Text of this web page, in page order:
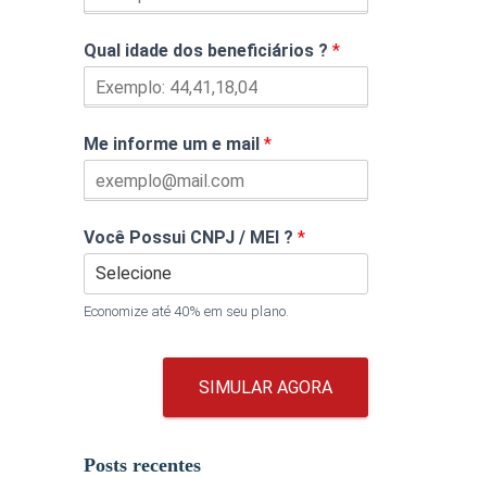
Qual idade dos beneficiários ? *
Me informe um e mail *
Você Possui CNPJ / MEI ? *
Economize até 40% em seu plano.
SIMULAR AGORA
Posts recentes